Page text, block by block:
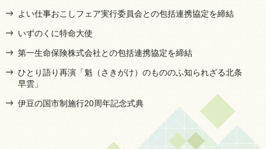
よい仕事おこしフェア実行委員会との包括連携協定を締結
いずのくに特命大使
第一生命保険株式会社との包括連携協定を締結
ひとり語り再演「魁（さきがけ）のもののふ知られざる北条
早雲」
伊豆の国市制施行20周年記念式典